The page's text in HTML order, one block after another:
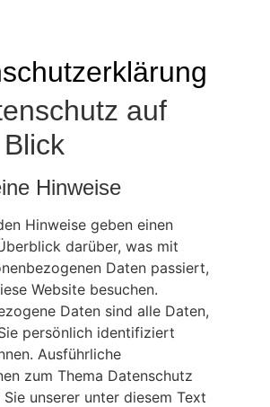
auf
Hinweise
Hinweise geben einen
darüber, was mit
Daten passiert,
Website besuchen.
Daten sind alle Daten,
persönlich identifiziert
Ausführliche
zum Thema Datenschutz
Sie unserer unter diesem Text